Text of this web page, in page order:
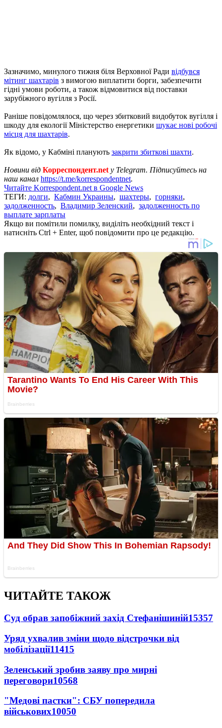
Зазначимо, минулого тижня біля Верховної Ради відбувся
мітинг шахтарів з вимогою виплатити борги, забезпечити
гідні умови роботи, а також відмовитися від поставки
зарубіжного вугілля з Росії.
Раніше повідомлялося, що через збитковий видобуток вугілля і
шкоду для екології Міністерство енергетики шукає нові робочі
місця для шахтарів.
Як відомо, у Кабміні планують закрити збиткові шахти.
Новини від Корреспондент.net у Telegram. Підписуйтесь на
наш канал https://t.me/korrespondentnet.
Читайте Korrespondent.net в Google News
ТЕГИ: долги, Кабмин Украины, шахтеры, горняки,
задолженность, Владимир Зеленский, задолженность по
выплате зарплаты
Якщо ви помітили помилку, виділіть необхідний текст і
натисніть Ctrl + Enter, щоб повідомити про це редакцію.
ЧИТАЙТЕ ТАКОЖ
Суд обрав запобіжний захід Стефанішиній15357
Уряд ухвалив зміни щодо відстрочки від
мобілізації11415
Зеленський зробив заяву про мирні
переговори10568
"Медові пастки": СБУ попередила
військових10050